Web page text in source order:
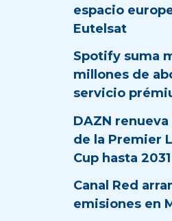
espacio
Eutelsat
Spotify suma
millones de
servicio
DAZN
de la Premier
Cup hasta 2031
Canal Red
emisiones en